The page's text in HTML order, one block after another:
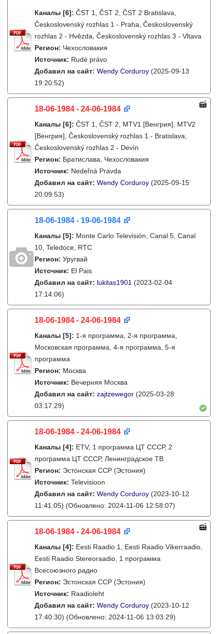
Каналы [6]: ČST 1, ČST 2, ČST 2 Bratislava,
Československý rozhlas 1 - Praha, Československý
rozhlas 2 - Hvězda, Československý rozhlas 3 - Vltava
Регион: Чехословакия
Источник: Rudé právo
Добавил на сайт: Wendy Corduroy (2025-09-13
19:20:52)
18-06-1984 - 24-06-1984
Каналы [6]: ČST 1, ČST 2, MTV1 [Венгрия], MTV2
[Венгрия], Československý rozhlas 1 - Bratislava,
Československý rozhlas 2 - Devín
Регион: Братислава, Чехословакия
Источник: Nedeľná Pravda
Добавил на сайт: Wendy Corduroy (2025-09-15
20:09:53)
18-06-1984 - 19-06-1984
Каналы [5]: Monte Carlo Televisión, Canal 5, Canal
10, Teledoce, RTC
Регион: Уругвай
Источник: El Pais
Добавил на сайт: lukitas1901 (2023-02-04
17:14:06)
18-06-1984 - 24-06-1984
Каналы [5]: 1-я программа, 2-я программа,
Московская программа, 4-я программа, 5-я
программа
Регион: Москва
Источник: Вечерняя Москва
Добавил на сайт: zajtzewegor (2025-03-28
03:17:29)
18-06-1984 - 24-06-1984
Каналы [4]: ETV, 1 программа ЦТ СССР, 2
программа ЦТ СССР, Ленинградское ТВ
Регион: Эстонская ССР (Эстония)
Источник: Televisioon
Добавил на сайт: Wendy Corduroy (2023-10-12
11:41:05) (Обновлено: 2024-11-06 12:58:07)
18-06-1984 - 24-06-1984
Каналы [4]: Eesti Raadio 1, Eesti Raadio Vikerraadio,
Eesti Raadio Stereoraadio, 1 программа
Всесоюзного радио
Регион: Эстонская ССР (Эстония)
Источник: Raadioleht
Добавил на сайт: Wendy Corduroy (2023-10-12
17:40:30) (Обновлено: 2024-11-06 13:03:29)